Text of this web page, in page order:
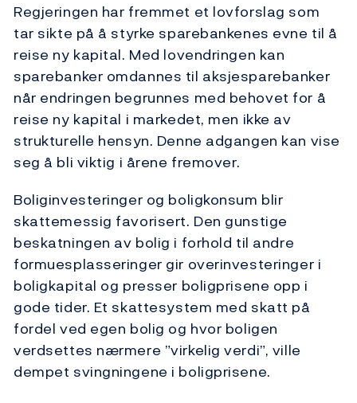
Regjeringen har fremmet et lovforslag som
tar sikte på å styrke sparebankenes evne til å
reise ny kapital. Med lovendringen kan
sparebanker omdannes til aksjesparebanker
når endringen begrunnes med behovet for å
reise ny kapital i markedet, men ikke av
strukturelle hensyn. Denne adgangen kan vise
seg å bli viktig i årene fremover.
Boliginvesteringer og boligkonsum blir
skattemessig favorisert. Den gunstige
beskatningen av bolig i forhold til andre
formuesplasseringer gir overinvesteringer i
boligkapital og presser boligprisene opp i
gode tider. Et skattesystem med skatt på
fordel ved egen bolig og hvor boligen
verdsettes nærmere ”virkelig verdi”, ville
dempet svingningene i boligprisene.